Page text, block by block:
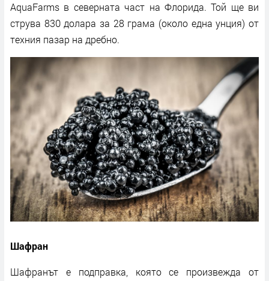
AquaFarms в северната част на Флорида. Той ще ви
струва 830 долара за 28 грама (около една унция) от
техния пазар на дребно.
Шафран
Шафранът е подправка, която се произвежда от